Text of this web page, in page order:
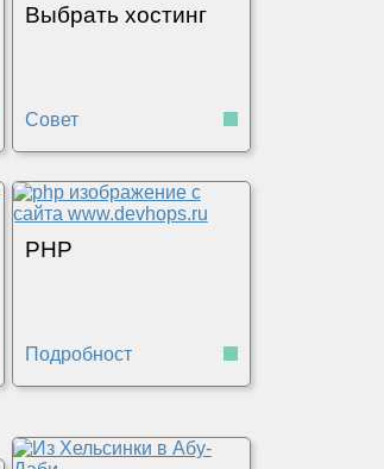
Выбрать хостинг
Совет
PHP
Подробности